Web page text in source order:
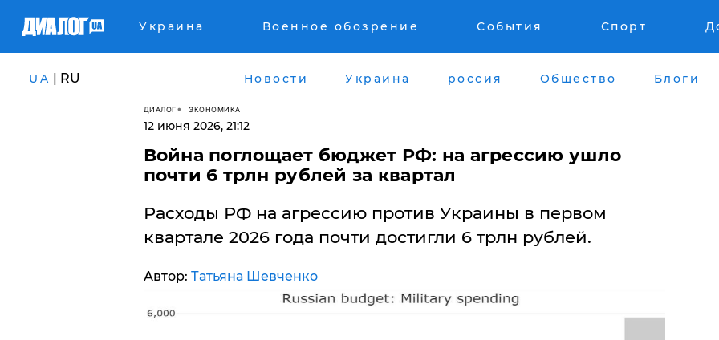
Украина Военное обозрение События Спорт
UA | RU Новости Украина россия Общество Блоги
ДИАЛОГ ЭКОНОМИКА
12 июня 2026, 21:12
​Война поглощает бюджет РФ: на агрессию ушло
почти 6 трлн рублей за квартал
Расходы РФ на агрессию против Украины в первом
квартале 2026 года почти достигли 6 трлн рублей.
Автор: Татьяна Шевченко